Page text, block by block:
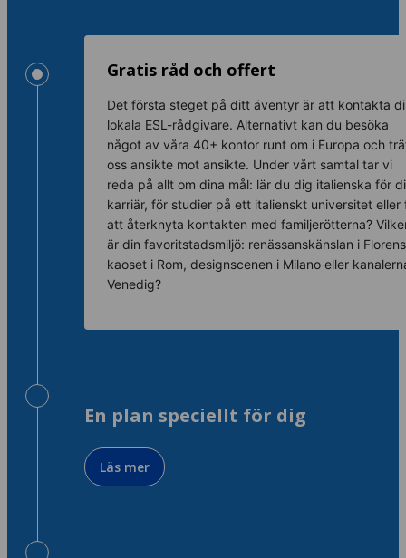
Gratis råd och offert
Det första steget på ditt äventyr är att kontakta
lokala ESL-rådgivare. Alternativt kan du besöka
något av våra 40+ kontor runt om i Europa och
oss ansikte mot ansikte. Under vårt samtal tar vi
reda på allt om dina mål: lär du dig italienska för
karriär, för studier på ett italienskt universitet eller
att återknyta kontakten med familjerötterna?
är din favoritstadsmiljö: renässanskänslan i
kaoset i Rom, designscenen i Milano eller
Venedig?
En plan speciellt för dig
Läs mer